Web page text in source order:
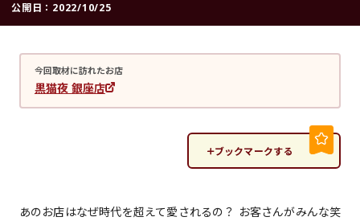
公開日： 2022/10/25
今回取材に訪れたお店
黒猫夜 銀座店
ブックマークする
あのお店はなぜ時代を超えて愛されるの？ お客さんがみんな笑